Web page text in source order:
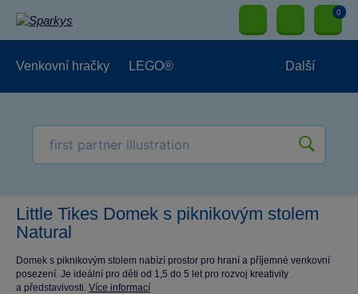
0
Venkovní hračky LEGO® Další
Little Tikes Domek s piknikovým stolem
Natural
Domek s piknikovým stolem nabízí prostor pro hraní a příjemné venkovní
posezení. Je ideální pro děti od 1,5 do 5 let pro rozvoj kreativity
a představivosti. Více informací